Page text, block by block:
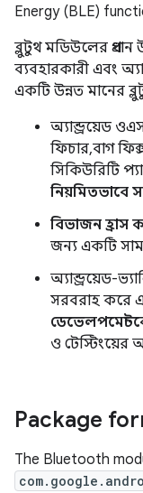
Energy (BLE)
ব্লুটুথ মডিউলের প্রধান
ব্যবহারকারী এবং
একটি উন্নত মানের
অ্যান্ড্রয়েড
ফিচার, বাগ
সিকিউরিটি
নিয়মিতভাবে
বিভাজন হ্রাস
জন্য একটি
অ্যান্ড্রয়েড-
সরবরাহ করে
ও টেস্টিংয়ের
Package
The Bluetooth